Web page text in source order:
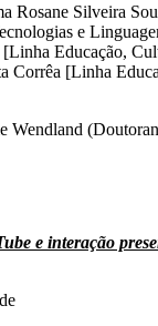
Rosane Silveira
e
Educação,
Corrêa [Linha
Wendland
e interação